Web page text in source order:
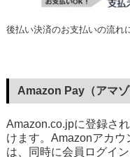
後払い決済のお支払いの流れ
Amazon Pay（アマゾ
Amazon.co.jpに登録さ
けます。Amazonアカ
は、同時に会員ログイ